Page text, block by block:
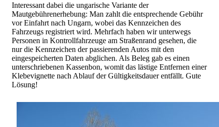
Interessant dabei die ungarische Variante der
Mautgebührenerhebung: Man zahlt die entsprechende Gebühr
vor Einfahrt nach Ungarn, wobei das Kennzeichen des
Fahrzeugs registriert wird. Mehrfach haben wir unterwegs
Personen in Kontrollfahrzeuge am Straßenrand gesehen, die
nur die Kennzeichen der passierenden Autos mit den
eingespeicherten Daten abglichen. Als Beleg gab es einen
unterschriebenen Kassenbon, womit das lästige Entfernen einer
Klebevignette nach Ablauf der Gültigkeitsdauer entfällt. Gute
Lösung!